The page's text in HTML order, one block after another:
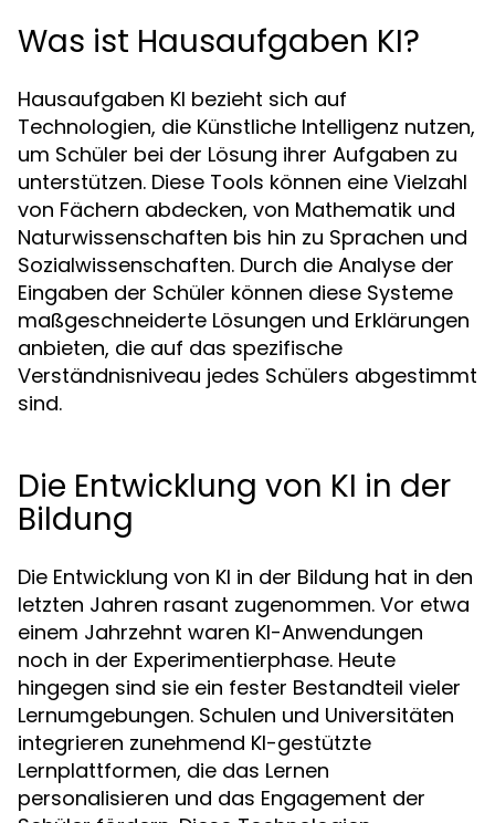
Was ist Hausaufgaben KI?
Hausaufgaben KI bezieht sich auf
Technologien, die Künstliche Intelligenz nutzen,
um Schüler bei der Lösung ihrer Aufgaben zu
unterstützen. Diese Tools können eine Vielzahl
von Fächern abdecken, von Mathematik und
Naturwissenschaften bis hin zu Sprachen und
Sozialwissenschaften. Durch die Analyse der
Eingaben der Schüler können diese Systeme
maßgeschneiderte Lösungen und Erklärungen
anbieten, die auf das spezifische
Verständnisniveau jedes Schülers abgestimmt
sind.
Die Entwicklung von KI in der
Bildung
Die Entwicklung von KI in der Bildung hat in den
letzten Jahren rasant zugenommen. Vor etwa
einem Jahrzehnt waren KI-Anwendungen
noch in der Experimentierphase. Heute
hingegen sind sie ein fester Bestandteil vieler
Lernumgebungen. Schulen und Universitäten
integrieren zunehmend KI-gestützte
Lernplattformen, die das Lernen
personalisieren und das Engagement der